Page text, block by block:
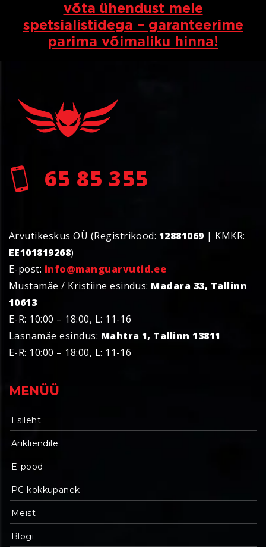
võta ühendust meie
spetsialistidega – garanteerime
parima võimaliku hinna!
65 85 355
Arvutikeskus OÜ (Registrikood: 12881069 | KMKR:
EE101819268)
E-post: info@manguarvutid.ee
Mustamäe / Kristiine esindus: Madara 33, Tallinn
10613
E-R: 10:00 – 18:00, L: 11-16
Lasnamäe esindus: Mahtra 1, Tallinn 13811
E-R: 10:00 – 18:00, L: 11-16
MENÜÜ
Esileht
Ärikliendile
E-pood
PC kokkupanek
Meist
Blogi